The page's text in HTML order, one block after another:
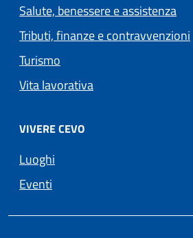
Salute, benessere e assistenza
Tributi, finanze e contravvenzioni
Turismo
Vita lavorativa
VIVERE CEVO
Luoghi
Eventi